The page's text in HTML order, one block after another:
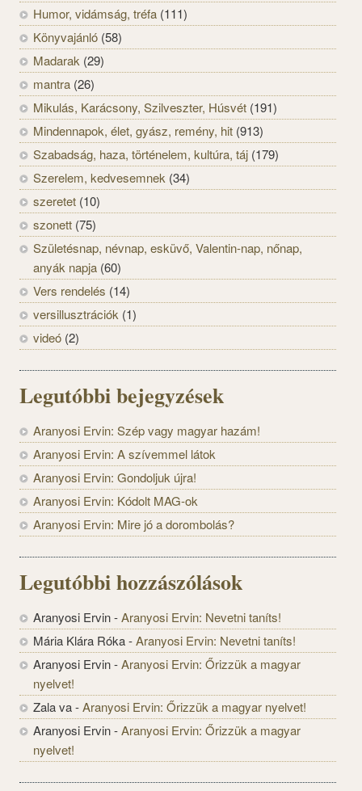
Humor, vidámság, tréfa (111)
Könyvajánló (58)
Madarak (29)
mantra (26)
Mikulás, Karácsony, Szilveszter, Húsvét (191)
Mindennapok, élet, gyász, remény, hit (913)
Szabadság, haza, történelem, kultúra, táj (179)
Szerelem, kedvesemnek (34)
szeretet (10)
szonett (75)
Születésnap, névnap, esküvő, Valentin-nap, nőnap,
anyák napja (60)
Vers rendelés (14)
versillusztrációk (1)
videó (2)
Legutóbbi bejegyzések
Aranyosi Ervin: Szép vagy magyar hazám!
Aranyosi Ervin: A szívemmel látok
Aranyosi Ervin: Gondoljuk újra!
Aranyosi Ervin: Kódolt MAG-ok
Aranyosi Ervin: Mire jó a dorombolás?
Legutóbbi hozzászólások
Aranyosi Ervin-Aranyosi Ervin: Nevetni taníts!
Mária Klára Róka-Aranyosi Ervin: Nevetni taníts!
Aranyosi Ervin-Aranyosi Ervin: Őrizzük a magyar
nyelvet!
Zala va-Aranyosi Ervin: Őrizzük a magyar nyelvet!
Aranyosi Ervin-Aranyosi Ervin: Őrizzük a magyar
nyelvet!